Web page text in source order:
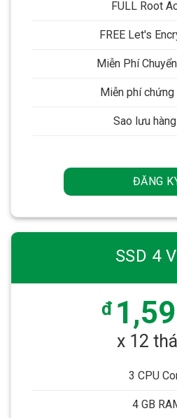
FULL Root
FREE Let's
Miễn Phí
Miễn phí
Sao lưu
ĐĂNG
SSD 4
đ
x 12
3 CPU
4 GB